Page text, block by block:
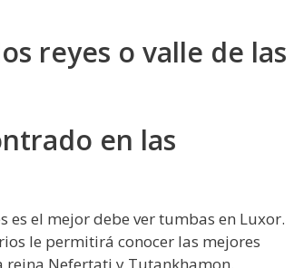
reyes o valle de las
en las
es el mejor debe ver tumbas en Luxor.
le permitirá conocer las mejores